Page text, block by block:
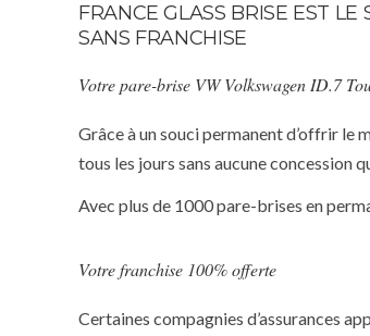
FRANCE GLASS BRISE EST
SANS FRANCHISE
Votre pare-brise VW Volkswagen ID.7
Grâce à un souci permanent d’offrir
tous les jours sans aucune concession
Avec plus de 1000 pare-brises en
Votre franchise 100% offerte
Certaines compagnies d’assurances